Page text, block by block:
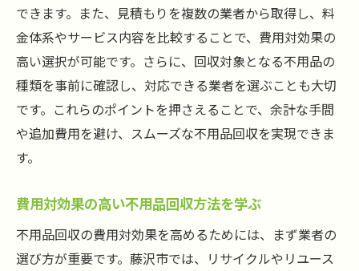
藤沢市の不用品回収ルールを深く理解する
プロ視点での不用品回収のポイント
ルールを守ることの重要性とその理由
業者選びにおけるプロのアドバイス
地域特有のルールに基づいた適切な処理法
できます。また、見積もりを複数の業者から取得し、料
金体系やサービス内容を比較することで、費用対効果の
高い選択が可能です。さらに、回収対象となる不用品の
種類を事前に確認し、対応できる業者を選ぶことも大切
です。これらのポイントを押さえることで、余計な手間
や追加費用を避け、スムーズな不用品回収を実現できま
す。
費用対効果の高い不用品回収方法を学ぶ
不用品回収の費用対効果を高めるためには、まず業者の
選び方が重要です。藤沢市では、リサイクルやリユース